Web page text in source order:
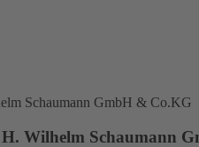
Schaumann GmbH & Co.KG
Wilhelm Schaumann